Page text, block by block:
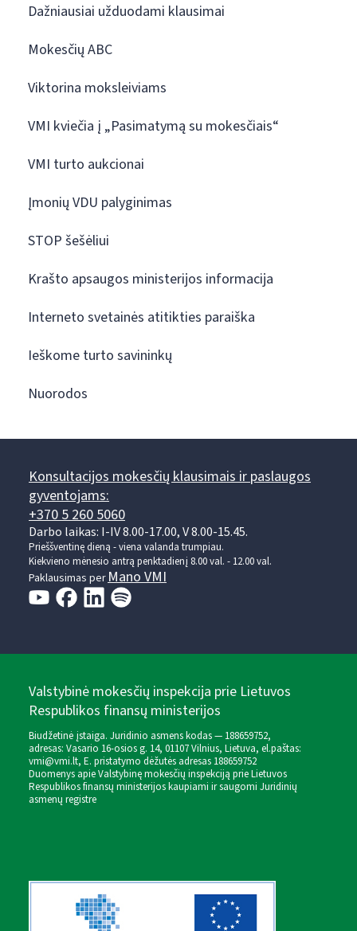
Dažniausiai užduodami klausimai
Mokesčių ABC
Viktorina moksleiviams
VMI kviečia į „Pasimatymą su mokesčiais“
VMI turto aukcionai
Įmonių VDU palyginimas
STOP šešėliui
Krašto apsaugos ministerijos informacija
Interneto svetainės atitikties paraiška
Ieškome turto savininkų
Nuorodos
Konsultacijos mokesčių klausimais ir paslaugos
gyventojams:
+370 5 260 5060
Darbo laikas: I-IV 8.00-17.00, V 8.00-15.45.
Prieššventinę dieną - viena valanda trumpiau.
Kiekvieno mėnesio antrą penktadienį 8.00 val. - 12.00 val.
Paklausimas perMano VMI
Valstybinė mokesčių inspekcija prie Lietuvos
Respublikos finansų ministerijos
Biudžetinė įstaiga. Juridinio asmens kodas — 188659752,
adresas: Vasario 16-osios g. 14, 01107 Vilnius, Lietuva, el.paštas:
vmi@vmi.lt, E. pristatymo dėžutės adresas 188659752
Duomenys apie Valstybinę mokesčių inspekciją prie Lietuvos
Respublikos finansų ministerijos kaupiami ir saugomi Juridinių
asmenų registre